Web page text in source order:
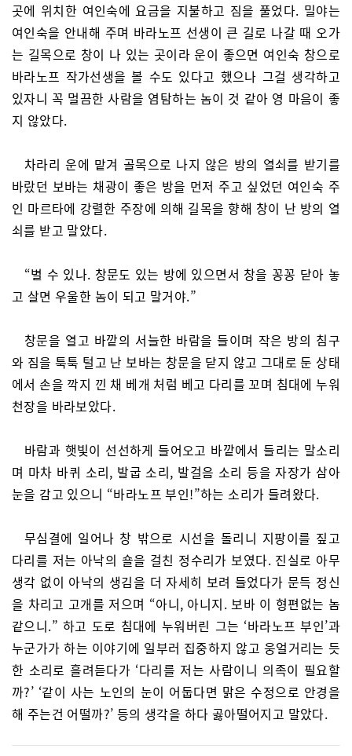
곳에 위치한 여인숙에 요금을 지불하고 짐을 풀었다. 밀야는
여인숙을 안내해 주며 바라노프 선생이 큰 길로 나갈 때 오가
는 길목으로 창이 나 있는 곳이라 운이 좋으면 여인숙 창으로
바라노프 작가선생을 볼 수도 있다고 했으나 그걸 생각하고
있자니 꼭 멀끔한 사람을 염탐하는 놈이 것 같아 영 마음이 좋
지 않았다.
차라리 운에 맡겨 골목으로 나지 않은 방의 열쇠를 받기를
바랐던 보바는 채광이 좋은 방을 먼저 주고 싶었던 여인숙 주
인 마르타에 강렬한 주장에 의해 길목을 향해 창이 난 방의 열
쇠를 받고 말았다.
“별 수 있나. 창문도 있는 방에 있으면서 창을 꽁꽁 닫아 놓
고 살면 우울한 놈이 되고 말거야.”
창문을 열고 바깥의 서늘한 바람을 들이며 작은 방의 침구
와 짐을 툭툭 털고 난 보바는 창문을 닫지 않고 그대로 둔 상태
에서 손을 깍지 낀 채 베개 처럼 베고 다리를 꼬며 침대에 누워
천장을 바라보았다.
바람과 햇빛이 선선하게 들어오고 바깥에서 들리는 말소리
며 마차 바퀴 소리, 발굽 소리, 발걸음 소리 등을 자장가 삼아
눈을 감고 있으니 “바라노프 부인!”하는 소리가 들려왔다.
무심결에 일어나 창 밖으로 시선을 돌리니 지팡이를 짚고
다리를 저는 아낙의 숄을 걸친 정수리가 보였다. 진실로 아무
생각 없이 아낙의 생김을 더 자세히 보려 들었다가 문득 정신
을 차리고 고개를 저으며 “아니, 아니지. 보바 이 형편없는 놈
같으니.” 하고 도로 침대에 누워버린 그는 ‘바라노프 부인’과
누군가가 하는 이야기에 일부러 집중하지 않고 웅얼거리는 듯
한 소리로 흘려듣다가 ‘다리를 저는 사람이니 의족이 필요할
까?’ ‘같이 사는 노인의 눈이 어둡다면 맑은 수정으로 안경을
해 주는건 어떨까?’ 등의 생각을 하다 곯아떨어지고 말았다.